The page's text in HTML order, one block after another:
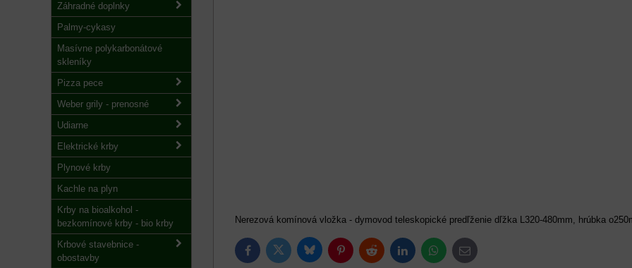
Nerezová komínová vložka - dymovod teleskopické predľženie dľžka L320-480mm, hrúbka
FacebookTwitter BlueskyPinterestReddit LinkedInWhatsApp
E-
mail
Záhradné doplnky
Palmy-cykasy
Masívne polykarbonátové
skleníky
Pizza pece
Weber grily - prenosné
Udiarne
Elektrické krby
Plynové krby
Kachle na plyn
Krby na bioalkohol -
bezkomínové krby - bio krby
Krbové stavebnice -
obostavby